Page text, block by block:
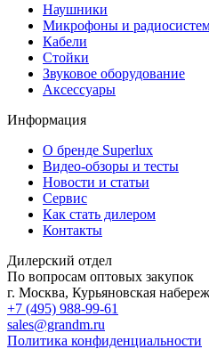
Наушники
Микрофоны и
Кабели
Стойки
Звуковое оборудование
Аксессуары
Информация
О бренде Superlux
Видео-обзоры и тесты
Новости и статьи
Сервис
Как стать дилером
Контакты
Дилерский отдел
По вопросам оптовых закупок
г. Москва, Курьяновская
+7 (495) 988-99-61
sales@grandm.ru
Политика конфиденциальности